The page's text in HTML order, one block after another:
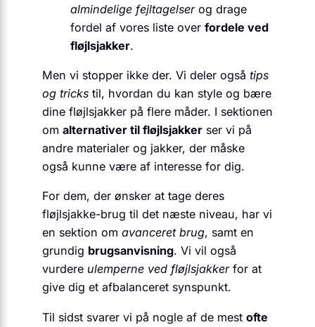
almindelige fejltagelserog drage
fordel af vores liste over fordele ved
fløjlsjakker.
Men vi stopper ikke der. Vi deler også tips
og tricks til, hvordan du kan style og bære
dine fløjlsjakker på flere måder. I sektionen
om alternativer til fløjlsjakker ser vi på
andre materialer og jakker, der måske
også kunne være af interesse for dig.
For dem, der ønsker at tage deres
fløjlsjakke-brug til det næste niveau, har vi
en sektion om avanceret brug, samt en
grundig brugsanvisning. Vi vil også
vurdere ulemperne ved fløjlsjakkerfor at
give dig et afbalanceret synspunkt.
Til sidst svarer vi på nogle af de mest ofte